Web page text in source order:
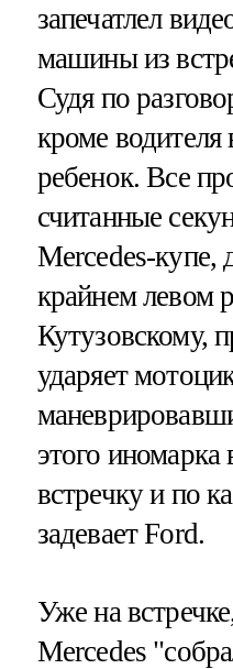
запечатлел
машины из
Судя по
кроме водителя
ребенок. Все
считанные
Mercedes-купе,
крайнем левом
Кутузовскому,
ударяет
этого иномарка
встречку и по
задевает Ford.
Уже на
Mercedes